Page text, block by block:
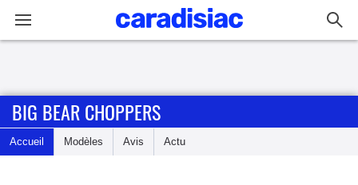
Accueil
Actu
BIG BEAR CHOPPERS
Accueil Modèles Avis Actu